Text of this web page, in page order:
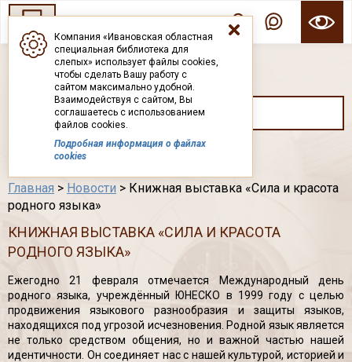
Компания «Ивановская областная
специальная библиотека для
слепых» использует файлы cookies,
чтобы сделать Вашу работу с
сайтом максимально удобной.
Взаимодействуя с сайтом, Вы
соглашаетесь с использованием
файлов cookies.
Подробная информация о файлах
cookies
ГОСУДАРСТВЕННОЕ БЮДЖЕТНОЕ УЧРЕЖДЕНИЕ ИВАНОВСКОЙ ОБЛАСТИ
ИВАНОВСКАЯ ОБЛАСТНАЯ СПЕЦИАЛЬНАЯ
БИБЛИОТЕКА ДЛЯ СЛЕПЫХ
Каталог
Главная > Новости > Книжная выставка «Сила и красота
родного языка»
КНИЖНАЯ ВЫСТАВКА «СИЛА И КРАСОТА
РОДНОГО ЯЗЫКА»
Ежегодно 21 февраля отмечается Международный день
родного языка, учреждённый ЮНЕСКО в 1999 году с целью
продвижения языкового разнообразия и защиты языков,
находящихся под угрозой исчезновения. Родной язык является
не только средством общения, но и важной частью нашей
идентичности. Он соединяет нас с нашей культурой, историей и